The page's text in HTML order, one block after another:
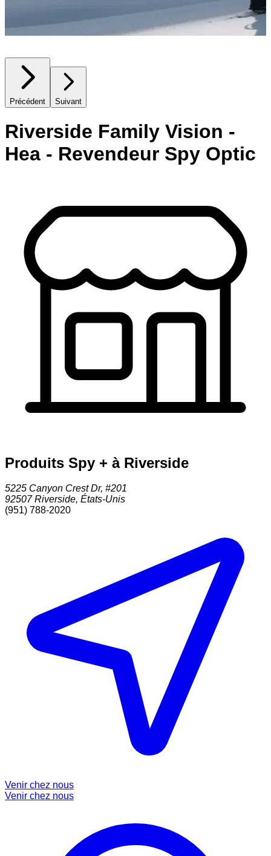
Précédent Suivant
Riverside Family Vision -
Hea - Revendeur Spy Optic
Produits Spy + à Riverside
5225 Canyon Crest Dr, #201
92507 Riverside, États-Unis
(951) 788-2020
Venir chez nous
Venir chez nous